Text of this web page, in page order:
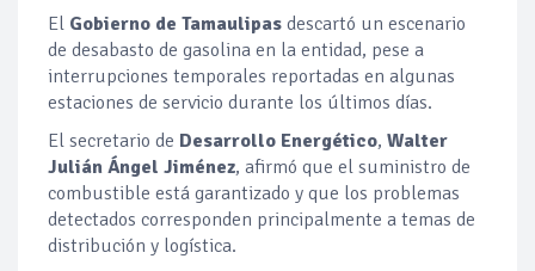
El Gobierno de Tamaulipas descartó un escenario
de desabasto de gasolina en la entidad, pese a
interrupciones temporales reportadas en algunas
estaciones de servicio durante los últimos días.
El secretario de Desarrollo Energético, Walter
Julián Ángel Jiménez, afirmó que el suministro de
combustible está garantizado y que los problemas
detectados corresponden principalmente a temas de
distribución y logística.